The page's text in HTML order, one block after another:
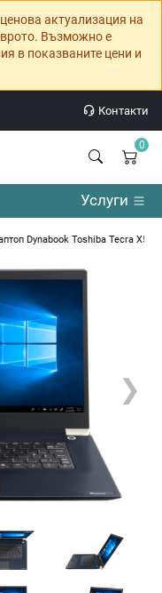
актуализация на
Възможно е
в показваните цени и
Контакти
0
Услуги
Dynabook Toshiba Tecra X50-
❯